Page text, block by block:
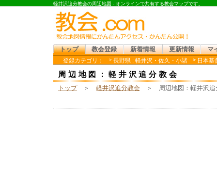
軽井沢追分教会の周辺地図 - オンラインで共有する教会マップです。
トップ 教会登録 新着情報 更新情報
マ
登録カテゴリ：
長野県 : 軽井沢・佐久・小諸 日本基
周辺地図：軽井沢追分教会
トップ ＞ 軽井沢追分教会 ＞ 周辺地図：軽井沢追